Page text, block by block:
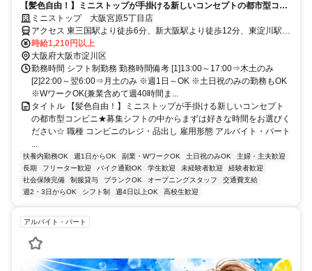
【髪色自由！】ミニストップが手掛ける新しいコンセプトの都市型コン
ビニ★募集シフトの中からまずは好きな時間をお選びください☆
ミニストップ 大阪宮原5丁目店
アクセス 東三国駅より徒歩6分、新大阪駅より徒歩12分、東淀川駅よ
り徒歩12分 ★その他のアクセス可能駅/三国駅、西中島南方駅
時給1,210円以上
大阪府大阪市淀川区
勤務時間 シフト制勤務 勤務時間備考 [1]13:00～17:00⇒木土のみ
[2]22:00～翌6:00⇒月土のみ ※週1日～OK ※土日祝のみの勤務もOK
※WワークOK(兼業含めて週40時間ま...
タイトル 【髪色自由！】ミニストップが手掛ける新しいコンセプト
の都市型コンビニ★募集シフトの中からまずは好きな時間をお選びく
ださい☆ 職種 コンビニのレジ・品出し 雇用形態 アルバイト・パート
...
扶養内勤務OK 週1日からOK 副業・WワークOK 土日祝のみOK
主婦・主夫歓迎
長期
フリーター歓迎 バイク通勤OK 学生歓迎 未経験者歓迎
経験者歓迎
社会保険完備
制服貸与 ブランクOK オープニングスタッフ
交通費支給
週2・3日からOK
シフト制 週4日以上OK 高校生歓迎
アルバイト・パート